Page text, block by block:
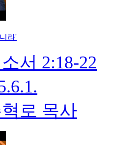
라'
서 2:18-22
로 목사